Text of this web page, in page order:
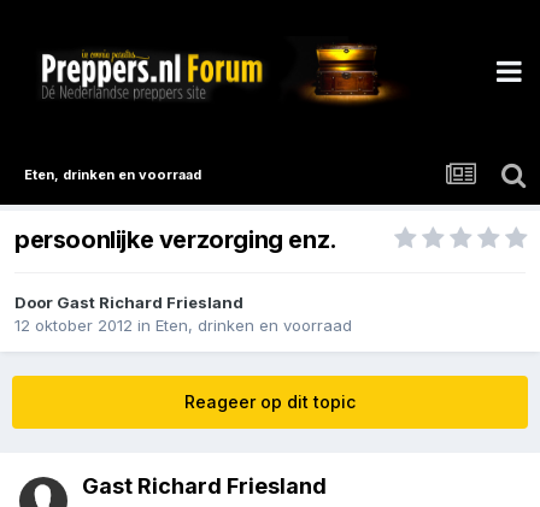
Eten, drinken en voorraad
persoonlijke verzorging enz.
Door Gast Richard Friesland
12 oktober 2012 in Eten, drinken en voorraad
Reageer op dit topic
Gast Richard Friesland